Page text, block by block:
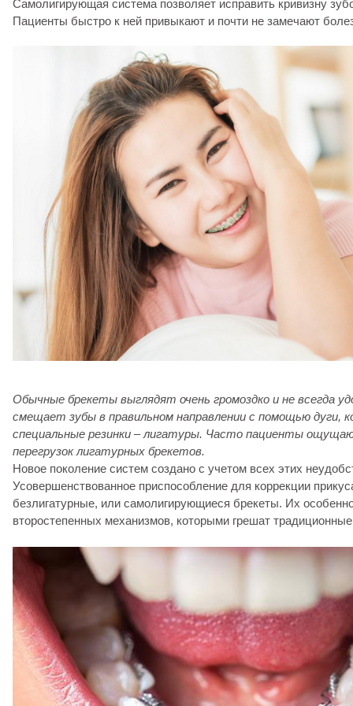
Самолигирующая система позволяет исправить кривизну
Пациенты быстро к ней привыкают и почти не замечают
Обычные брекеты выглядят очень громоздко и не всегда
смещает зубы в правильном направлении с помощью дуги,
специальные резинки – лигатуры. Часто пациенты
перегрузок лигатурных брекетов.
Новое поколение систем создано с учетом всех этих
Усовершенствованное приспособление для коррекции
безлигатурные, или самолигирующиеся брекеты. Их
второстепенных механизмов, которыми грешат